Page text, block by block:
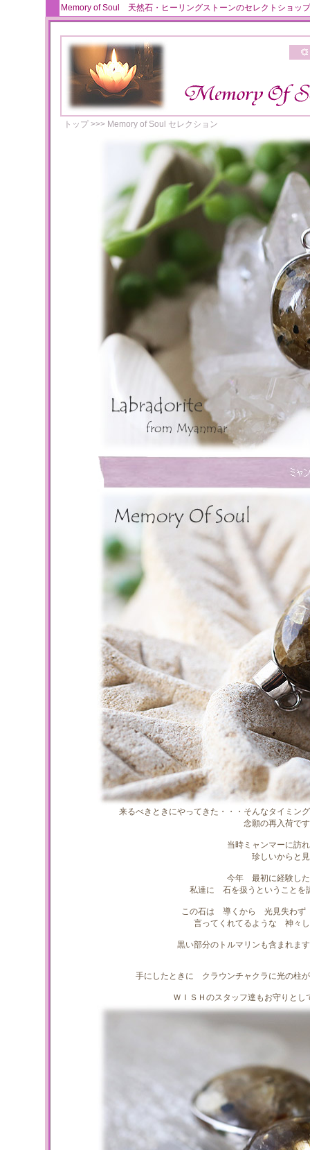
Memory of Soul 天然石・ヒーリングストーンのセレクトショッ
トップ>>> Memory of Soul セレクション
来るべきときにやってきた・・・そんなタイミ
念願の再入荷で
当時ミャンマーに訪
珍しいからと
今年 最初に経験し
私達に 石を扱うということを
この石は 導くから 光見失わ
言ってくれてるような 神々
黒い部分のトルマリンも含まれま
手にしたときに クラウンチャクラに光の柱
ＷＩＳＨのスタッフ達もお守りと